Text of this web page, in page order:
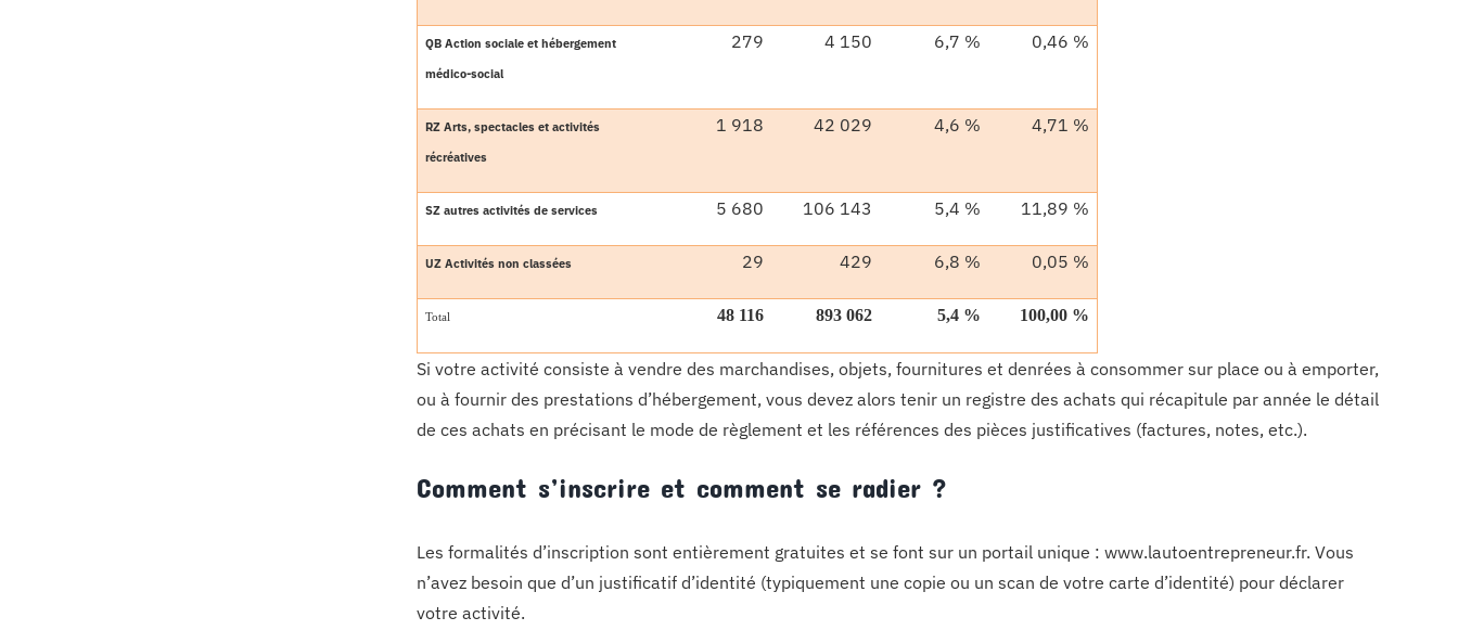
QB Action sociale et hébergement
médico-social
279 4 150 6,7 % 0,46 %
RZ Arts, spectacles et activités
récréatives
1 918 42 029 4,6 % 4,71 %
SZ autres activités de services 5 680 106 143 5,4 % 11,89 %
UZ Activités non classées 29 429 6,8 % 0,05 %
Total 48 116 893 062 5,4 % 100,00 %
Si votre activité consiste à vendre des marchandises, objets, fournitures et denrées à consommer sur place ou à emporter,
ou à fournir des prestations d’hébergement, vous devez alors tenir un registre des achats qui récapitule par année le détail
de ces achats en précisant le mode de règlement et les références des pièces justificatives (factures, notes, etc.).
Comment s’inscrire et comment se radier ?
Les formalités d’inscription sont entièrement gratuites et se font sur un portail unique : www.lautoentrepreneur.fr. Vous
n’avez besoin que d’un justificatif d’identité (typiquement une copie ou un scan de votre carte d’identité) pour déclarer
votre activité.